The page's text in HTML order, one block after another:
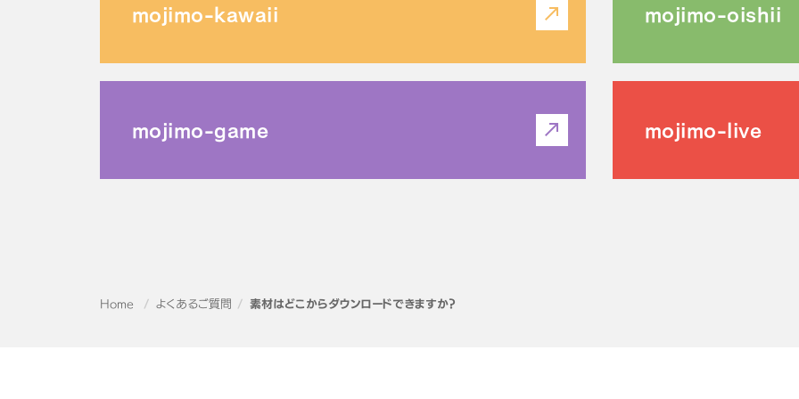
mojimo-kawaii mojimo-oishii
mojimo-game mojimo-live
Home よくあるご質問 素材はどこからダウンロードできますか？